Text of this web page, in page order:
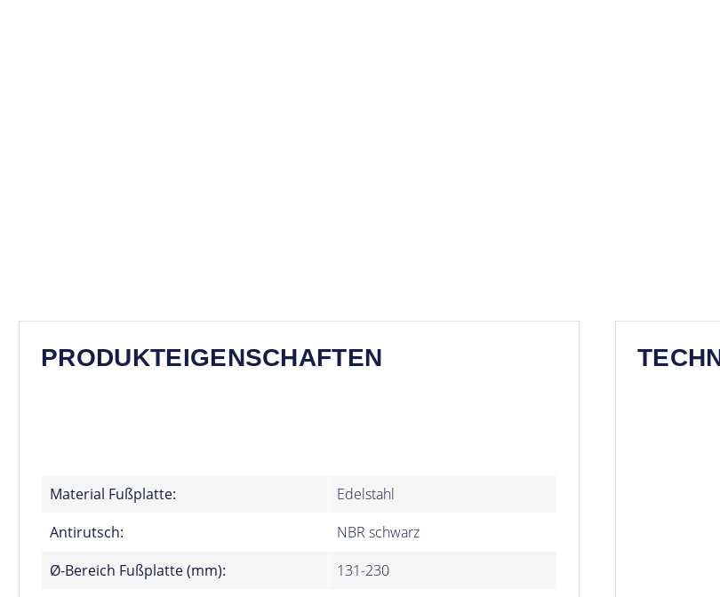
PRODUKTEIGENSCHAFTEN
Material Fußplatte:
Edelstahl
Antirutsch:
NBR schwarz
Ø-Bereich Fußplatte (mm):
131-230